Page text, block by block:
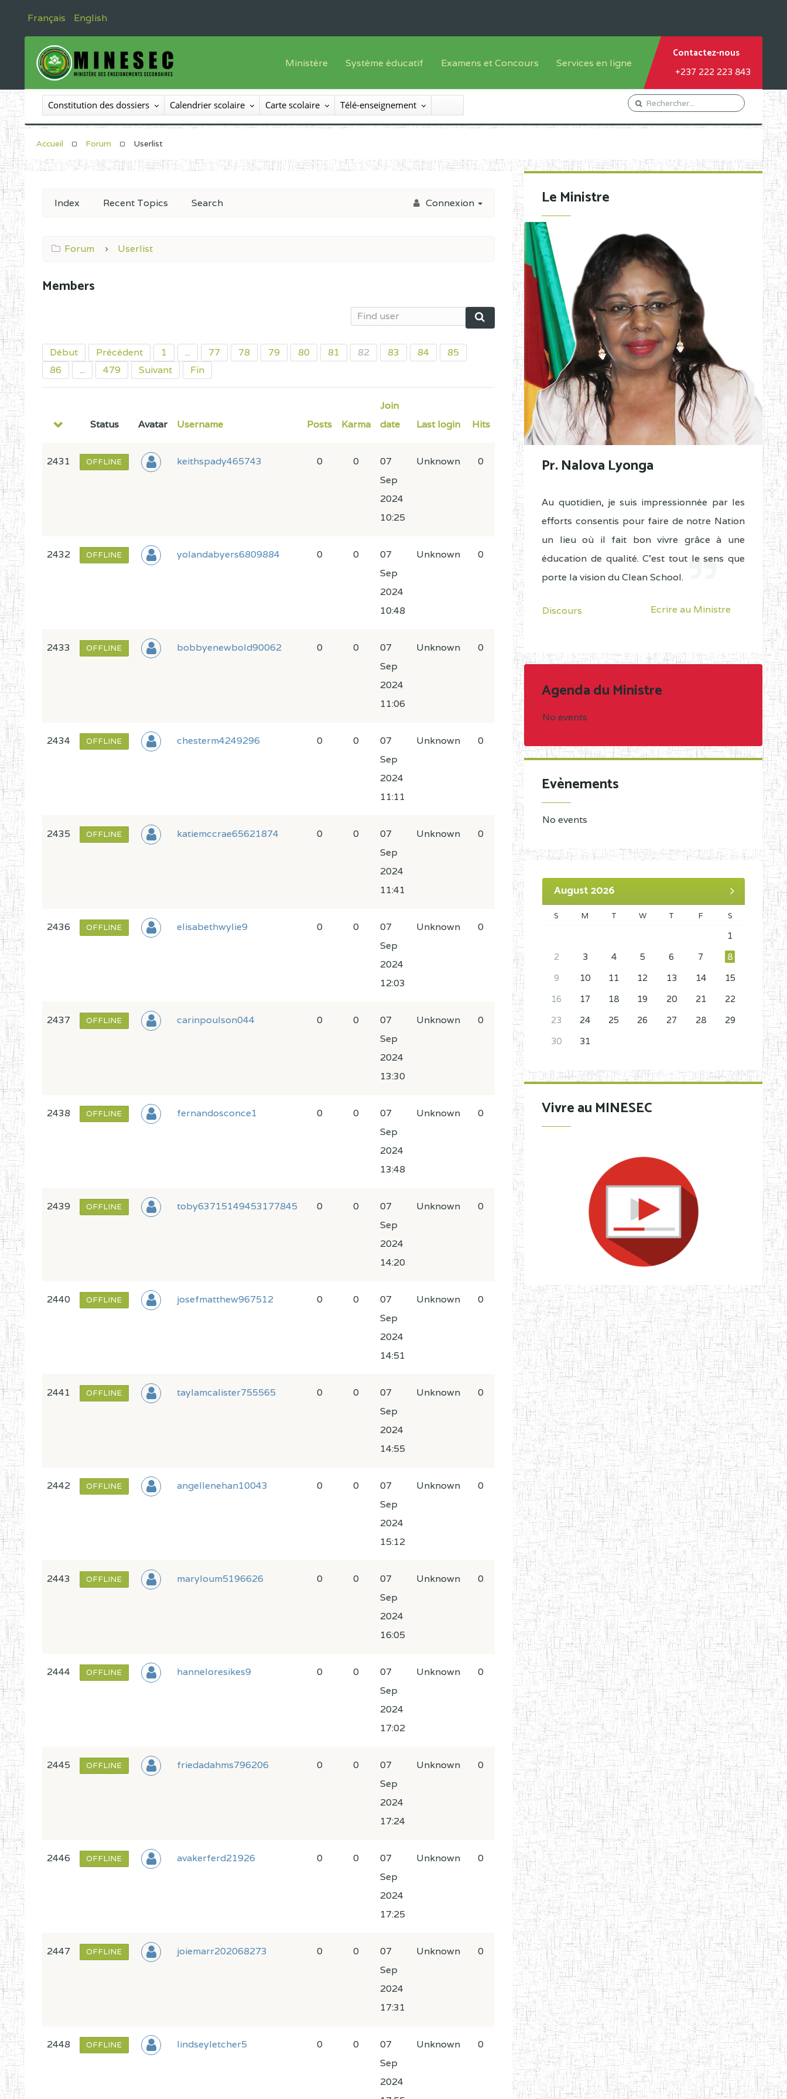
Français English
Ministère
Le Ministre
Le SEESEN
Inspection Générale des Enseignements
Système éducatif
Offre de formation
Sous système francophone
Progammes d'études
Examens et Concours
Inscriptions
Liste des candidats
Diplômes disponibles
Services en ligne
Orientation Conseil
Gestion du Personnel
Demande de subvention
Contactez-nous
+237 222 223 843
Constitution des dossiers Calendrier scolaire Carte scolaire Télé-enseignement
Accueil Forum Userlist
Index Recent Topics Search Connexion
Forum Userlist
Members
Début Précédent 1 ... 77 78 79 80 81 82 83 84
85
86
... 479 Suivant Fin
Status Avatar Username Posts Karma
Join
date
Last login Hits
2431 OFFLINE keithspady465743 0 0
07
Sep
2024
10:25
Unknown 0
2432 OFFLINE yolandabyers6809884 0 0
07
Sep
2024
10:48
Unknown 0
2433 OFFLINE bobbyenewbold90062 0 0
07
Sep
2024
11:06
Unknown 0
2434 OFFLINE chesterm4249296 0 0
07
Sep
2024
11:11
Unknown 0
2435 OFFLINE katiemccrae65621874 0 0
07
Sep
2024
11:41
Unknown 0
2436 OFFLINE elisabethwylie9 0 0
07
Sep
2024
12:03
Unknown 0
2437 OFFLINE carinpoulson044 0 0
07
Sep
2024
13:30
Unknown 0
2438 OFFLINE fernandosconce1 0 0
07
Sep
2024
13:48
Unknown 0
2439 OFFLINE toby63715149453177845 0 0
07
Sep
2024
14:20
Unknown 0
2440 OFFLINE josefmatthew967512 0 0
07
Sep
2024
14:51
Unknown 0
2441 OFFLINE taylamcalister755565 0 0
07
Sep
2024
14:55
Unknown 0
2442 OFFLINE angellenehan10043 0 0
07
Sep
2024
15:12
Unknown 0
2443 OFFLINE maryloum5196626 0 0
07
Sep
2024
16:05
Unknown 0
2444 OFFLINE hanneloresikes9 0 0
07
Sep
2024
17:02
Unknown 0
2445 OFFLINE friedadahms796206 0 0
07
Sep
2024
17:24
Unknown 0
2446 OFFLINE avakerferd21926 0 0
07
Sep
2024
17:25
Unknown 0
2447 OFFLINE joiemarr202068273 0 0
07
Sep
2024
17:31
Unknown 0
2448 OFFLINE lindseyletcher5 0 0
07
Sep
2024
Unknown 0
Le Ministre
Pr. Nalova Lyonga
Au quotidien, je suis impressionnée par les
efforts consentis pour faire de notre Nation
un lieu où il fait bon vivre grâce à une
éducation de qualité. C'est tout le sens que
porte la vision du Clean School.
Discours Ecrire au Ministre
Agenda du Ministre
No events
Evènements
No events
August 2026
S M T W T F S
1
2
3 4 5 6 7
8
9
10 11 12 13 14
15
16
17 18 19 20 21
22
23
24 25 26 27 28
29
30
31
Vivre au MINESEC